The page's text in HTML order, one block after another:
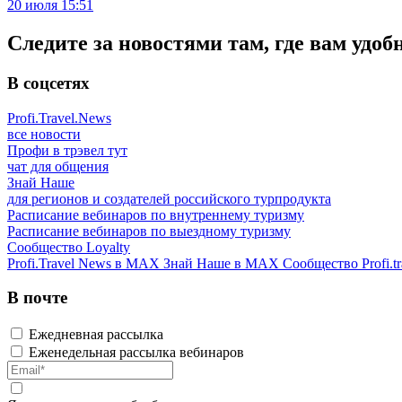
20 июля 15:51
Следите за новостями там, где вам
В соцсетях
Profi.Travel.News
все новости
Профи в трэвел тут
чат для общения
Знай Наше
для регионов и создателей российского турпродукта
Расписание вебинаров по внутреннему туризму
Расписание вебинаров по выездному туризму
Сообщество Loyalty
Profi.Travel News в MAX Знай Наше в MAX Сообщество
В почте
Ежедневная рассылка
Еженедельная рассылка вебинаров